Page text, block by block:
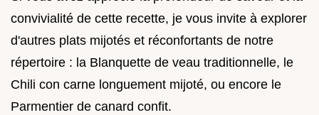
convivialité de cette recette, je vous invite à explorer
d'autres plats mijotés et réconfortants de notre
répertoire : la Blanquette de veau traditionnelle, le
Chili con carne longuement mijoté, ou encore le
Parmentier de canard confit.